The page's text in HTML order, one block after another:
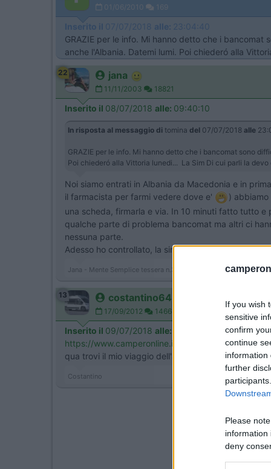
If you wish
sensitive
confirm
continue
information
further
Please
information
deny
01/06/2010 169
Inserito il 07/07/2018 alle: 23:04:40
GRAZIE per le info. Mi hanno detto che i
anche l'Albania. Datemi lumi. Poi chiederó alla
22 jana
11/11/2003 18821
Inserito il 08/07/2018 alle: 09:40:10
In risposta al messaggio di tomina del 07/07/2018 alle
GRAZIE per le info. Mi hanno detto che i bancomat sono
Poi chiederó alla Vittoria lunedi... La Sim Di cui parli la
Noi siamo entrati in Albania da Macedonia e in
il farmacista per farmi vedere dove e'
)
una scheda, firmarla e via. In 10 minuti fatto tutto
qualche parte di problema bancomat ma altri ci
nessuna parte.
Adesso ho controllato, la sim dati era Albtelekom
Jana - Mente Semplice tessera n.3 Komu neni zhury dano, v
13 costantino64
17/09/2012 1466
Inserito il 09/07/2018 alle:
https://www.camperonline.it/dia...
qua trovi il mio viaggio dell'anno scorso
Costantino